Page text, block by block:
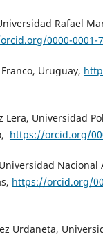
Rafael
0000-0001-
Uruguay,
Lera, Universidad
https://orcid.org/
Nacional
https://orcid.org/
Urdaneta,